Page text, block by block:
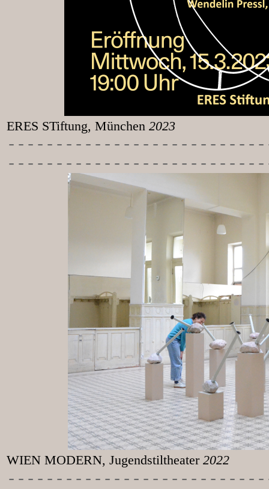
ERES STiftung, München 2023
-----------
WIEN MODERN, Jugendstiltheater 2022
-----------